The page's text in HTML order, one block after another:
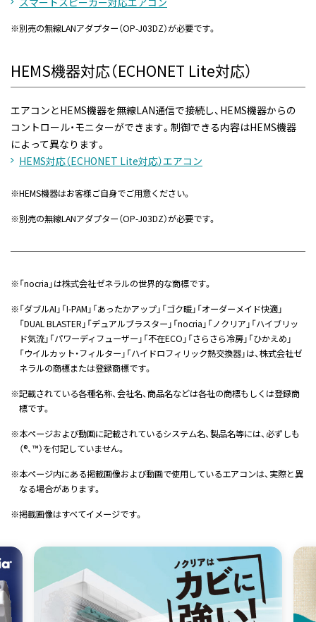
※別売の無線LANアダプター（OP-J03DZ）が必要です。
HEMS機器対応（ECHONET Lite対応）
エアコンとHEMS機器を無線LAN通信で接続し、HEMS機器からの
コントロール・モニターができます。制御できる内容はHEMS機器
によって異なります。
HEMS対応（ECHONET Lite対応）エアコン
※HEMS機器はお客様ご自身でご用意ください。
※別売の無線LANアダプター（OP-J03DZ）が必要です。
※「nocria」は株式会社ゼネラルの世界的な商標です。
※「ダブルAI」「I-PAM」「あったかアップ」「ゴク暖」「オーダーメイド快適」
「DUAL BLASTER」「デュアルブラスター」「nocria」「ノクリア」「ハイブリッ
ド気流」「パワーディフューザー」「不在ECO」「さらさら冷房」「ひかえめ」
「ウイルカット・フィルター」「ハイドロフィリック熱交換器」は、株式会社ゼ
ネラルの商標または登録商標です。
※記載されている各種名称、会社名、商品名などは各社の商標もしくは登録商
標です。
※本ページおよび動画に記載されているシステム名、製品名等には、必ずしも
（®、™）を付記していません。
※本ページ内にある掲載画像および動画で使用しているエアコンは、実際と異
なる場合があります。
※掲載画像はすべてイメージです。